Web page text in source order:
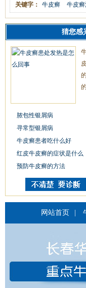
关键字： 牛皮癣 牛皮癣
猜您感
脓包性银屑病
寻常型银屑病
牛皮癣患者吃什么好
红皮牛皮癣的症状是什么
预防牛皮癣的方法
网站首页